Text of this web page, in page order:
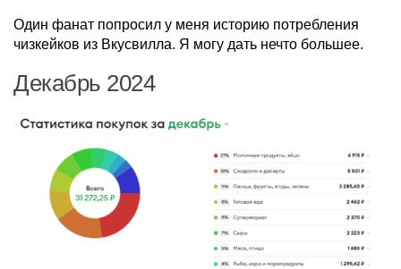
Один фанат попросил у меня историю потребления
чизкейков из Вкусвилла. Я могу дать нечто большее.
Декабрь 2024